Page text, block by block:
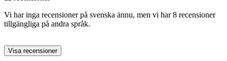
Vi har inga recensioner på svenska ännu, men vi har 8 recensioner
tillgängliga på andra språk.
Visa recensioner